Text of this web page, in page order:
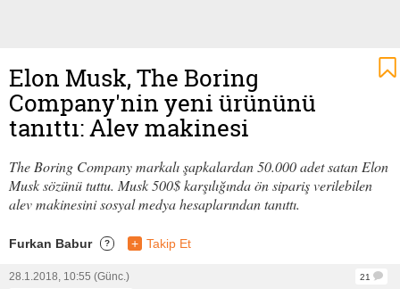
Elon Musk, The Boring
Company'nin yeni ürününü
tanıttı: Alev makinesi
The Boring Company markalı şapkalardan 50.000 adet satan Elon
Musk sözünü tuttu. Musk 500$ karşılığında ön sipariş verilebilen
alev makinesini sosyal medya hesaplarından tanıttı.
Furkan Babur ? + Takip Et
28.1.2018, 10:55 (Günc.)
21